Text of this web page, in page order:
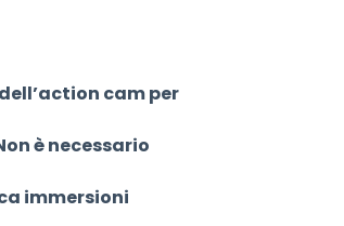
cam per
è necessario
immersioni